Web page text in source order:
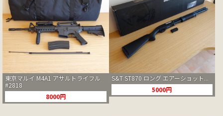
東京マルイ M4A1 アサルトライフル
#2818
8000円
S&T ST870 ロング エアーショット...
5000円